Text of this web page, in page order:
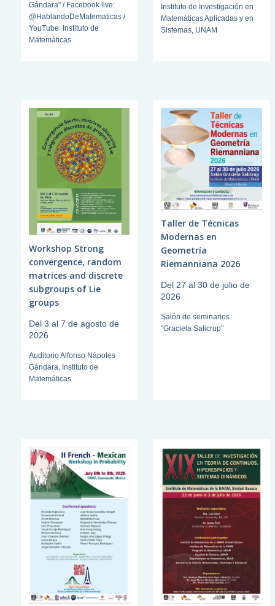
Gándara" / Facebook live:
@HablandoDeMatematicas /
YouTube: Instituto de
Matemáticas
Instituto de Investigación en
Matemáticas Aplicadas y en
Sistemas, UNAM
Workshop Strong
convergence, random
matrices and discrete
subgroups of Lie
groups
Del 3 al 7 de agosto de
2026
Auditorio Alfonso Nápoles
Gándara, Instituto de
Matemáticas
Taller de Técnicas
Modernas en
Geometría
Riemanniana 2026
Del 27 al 30 de julio de
2026
Salón de seminarios
"Graciela Salicrup"